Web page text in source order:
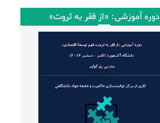
دوره آموزشی: «از فقر به ثروت»